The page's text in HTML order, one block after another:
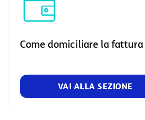
Come domiciliare la fattura
VAI ALLA SEZIONE